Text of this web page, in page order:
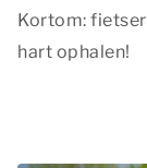
Kortom:
hart ophalen!